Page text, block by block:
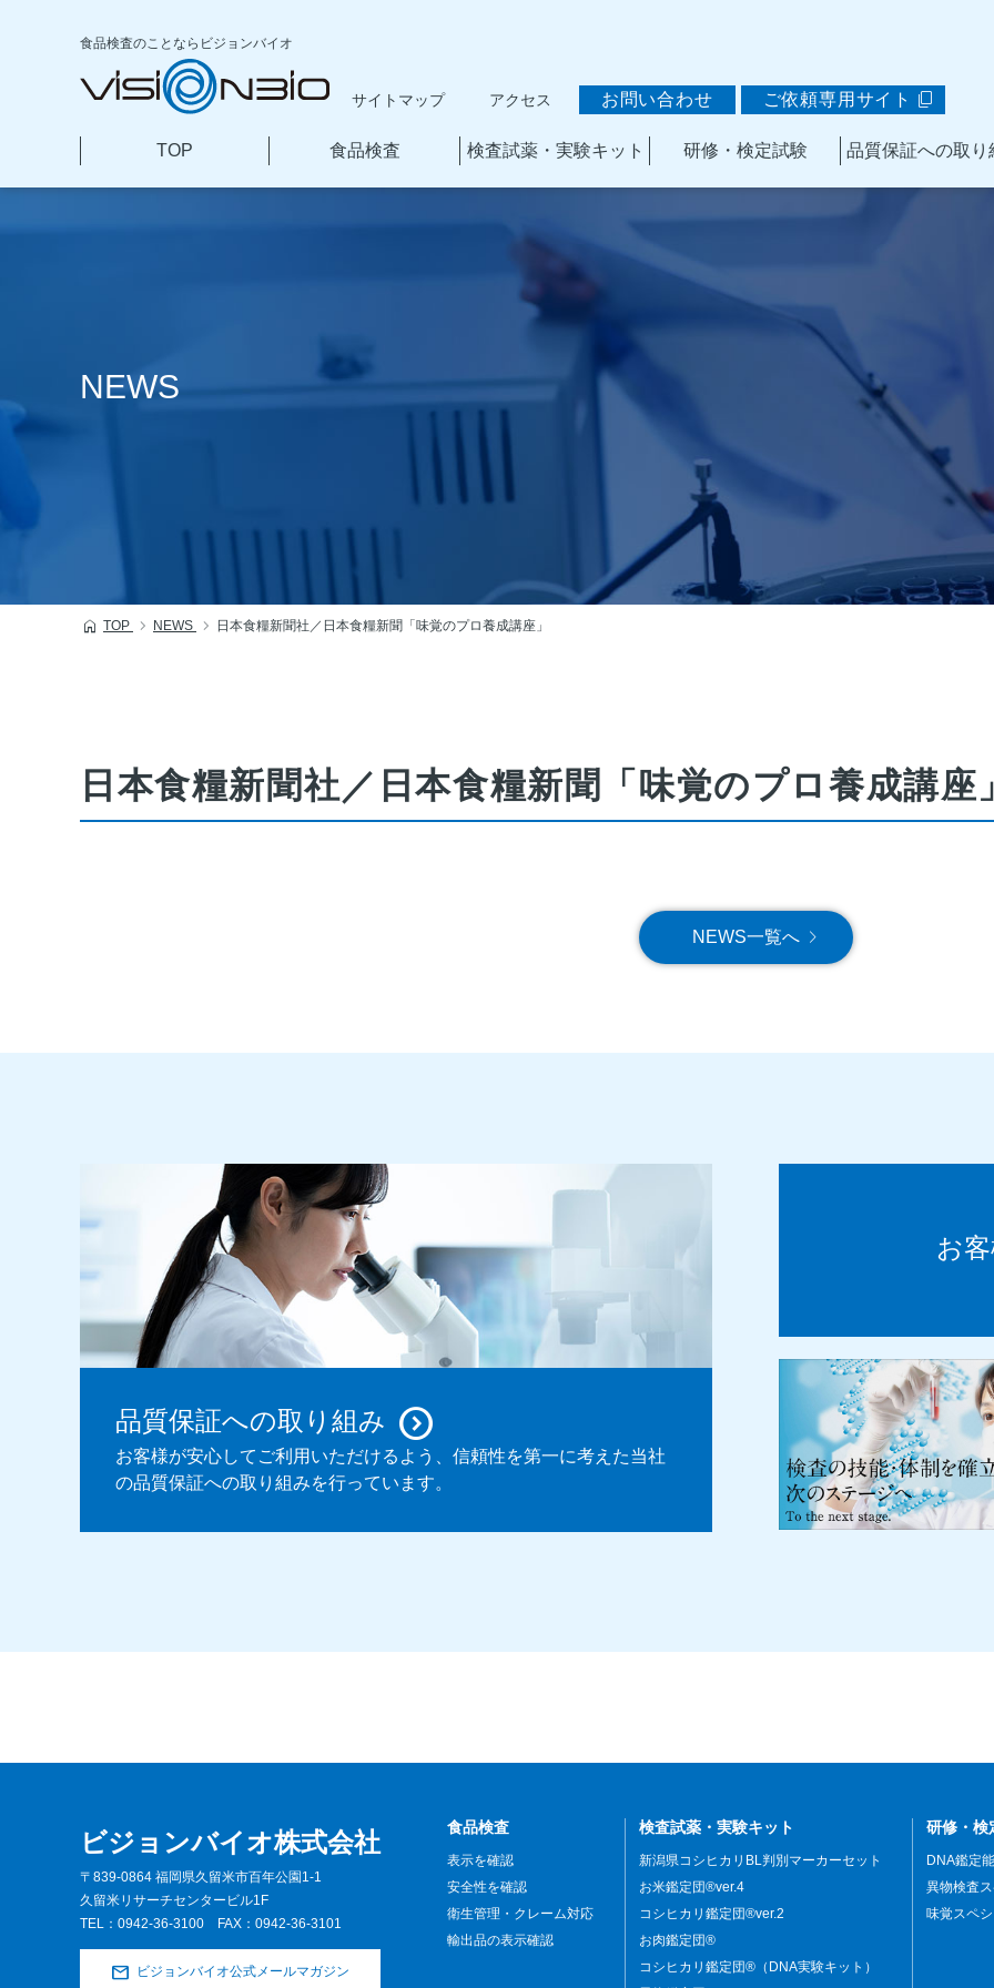
食品検査のことなら ビジョンバイオ
サイトマップ アクセス お問い合わせ ご依頼専用サイト
TOP 食品検査 検査試薬・実験キット 研修・検定試験 品質保証への取り
NEWS
TOP NEWS 日本食糧新聞社／日本食糧新聞「味覚のプロ養成講座」
日本食糧新聞社／日本食糧新聞「味覚のプロ養成講座
NEWS一覧へ
品質保証への取り組み
お客様が安心してご利用いただけるよう、信頼性を第一に考えた当社
の品質保証への取り組みを行っています。
お
ビジョンバイオ株式会社
〒839-0864 福岡県久留米市百年公園1-1
久留米リサーチセンタービル1F
TEL： 0942-36-3100 FAX：0942-36-3101
ビジョンバイオ公式メールマガジン
食品検査
表示を確認
安全性を確認
衛生管理・クレーム対応
輸出品の表示確認
検査試薬・実験キット
新潟県コシヒカリBL判別マーカーセット
お米鑑定団®ver.4
コシヒカリ鑑定団®ver.2
お肉鑑定団®
コシヒカリ鑑定団®（DNA実験キット）
研修・検
DNA鑑定
異物検査
味覚スペ